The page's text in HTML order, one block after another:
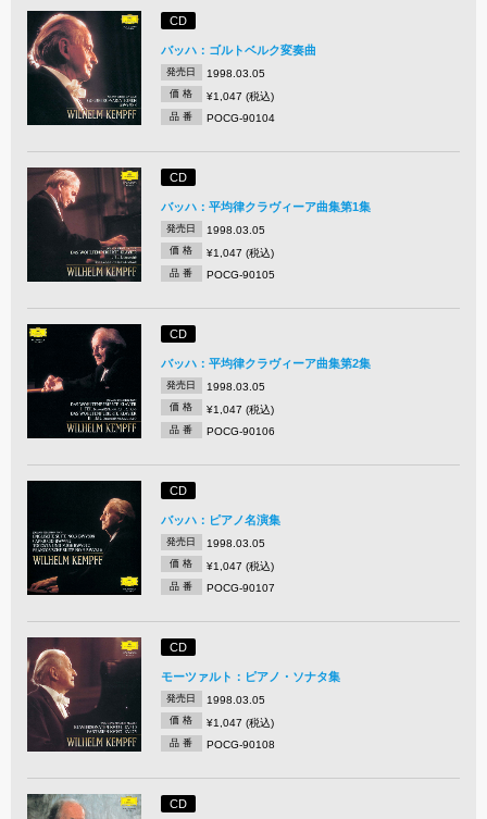
CD
バッハ：ゴルトベルク変奏曲
発売日 1998.03.05
価 格 ¥1,047 (税込)
品 番 POCG-90104
CD
バッハ：平均律クラヴィーア曲集第1集
発売日 1998.03.05
価 格 ¥1,047 (税込)
品 番 POCG-90105
CD
バッハ：平均律クラヴィーア曲集第2集
発売日 1998.03.05
価 格 ¥1,047 (税込)
品 番 POCG-90106
CD
バッハ：ピアノ名演集
発売日 1998.03.05
価 格 ¥1,047 (税込)
品 番 POCG-90107
CD
モーツァルト：ピアノ・ソナタ集
発売日 1998.03.05
価 格 ¥1,047 (税込)
品 番 POCG-90108
CD